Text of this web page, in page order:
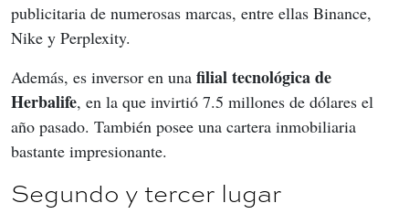
publicitaria de numerosas marcas, entre ellas Binance,
Nike y Perplexity.
Además, es inversor en una filial tecnológica de
Herbalife, en la que invirtió 7.5 millones de dólares el
año pasado. También posee una cartera inmobiliaria
bastante impresionante.
Segundo y tercer lugar